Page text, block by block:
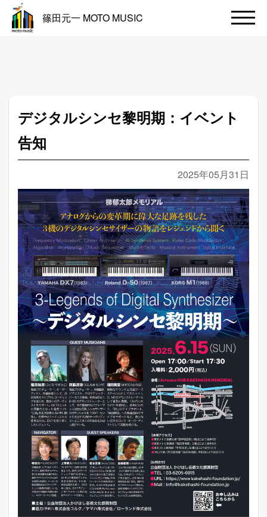
篠田元一 MOTO MUSIC
デジタルシンセ黎明期：イベント
告知
2025年05月31日